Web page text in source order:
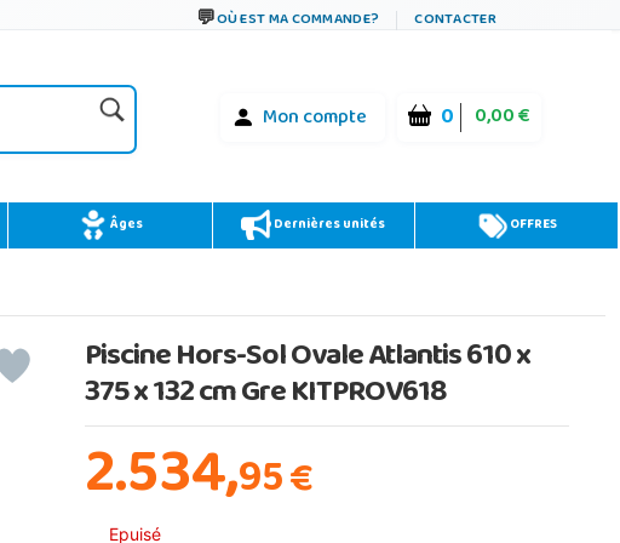
OÙ EST MA COMMANDE? CONTACTER
Mon compte 0 0,00 €
Âges Dernières unités OFFRES
Piscine Hors-Sol Ovale Atlantis 610 x
375 x 132 cm Gre KITPROV618
2.534,95€
Epuisé